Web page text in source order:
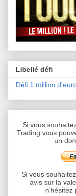
Libellé défi
Défi 1 million
Si vous
Trading vous
un
Si vous
avis sur la